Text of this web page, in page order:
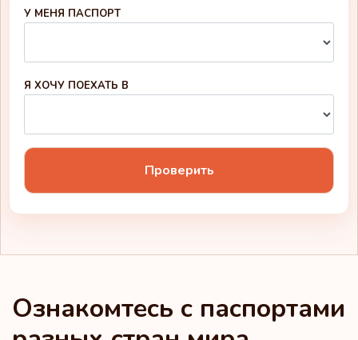
У МЕНЯ ПАСПОРТ
Я ХОЧУ ПОЕХАТЬ В
Проверить
Ознакомтесь с паспортами